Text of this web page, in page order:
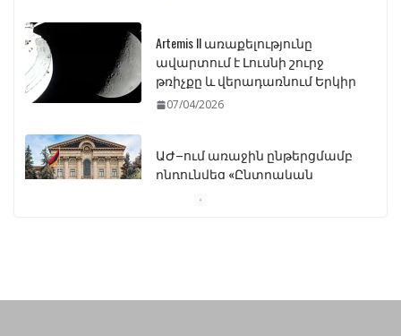
ավարտում է Լուսնի շուրջ
թռիչքը և վերադառնում Երկիր
07/04/2026
ընդունվեց «Ընտրական
օրենսգրքի» փոփոխության
Երկրորդի նկատմամբ